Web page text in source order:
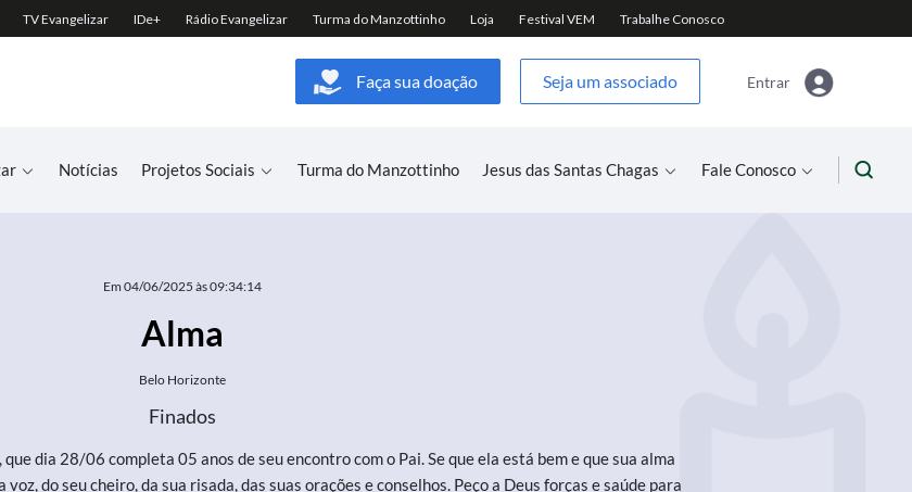
Faça sua doação Seja um associado Entrar
Notícias Projetos Sociais Turma do Manzottinho Jesus das Santas Chagas Fale Conosco
Em 04/06/2025 às 09:34:14
Alma
Belo Horizonte
Finados
dia 28/06 completa 05 anos de seu encontro com o Pai. Se que ela está bem e que sua alma
do seu cheiro, da sua risada, das suas orações e conselhos. Peço a Deus forças e saúde para